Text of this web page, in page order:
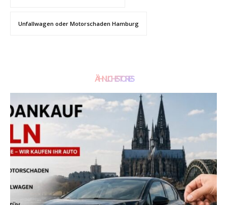
Unfallwagen oder Motorschaden Hamburg
ÄHNLICHE STORIES